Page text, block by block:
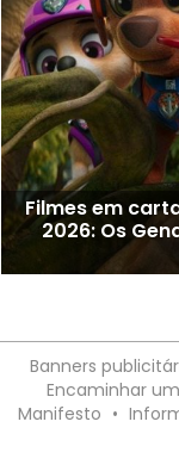
Filmes em
2026: Os
Banners
Encaminhar
Manifesto •